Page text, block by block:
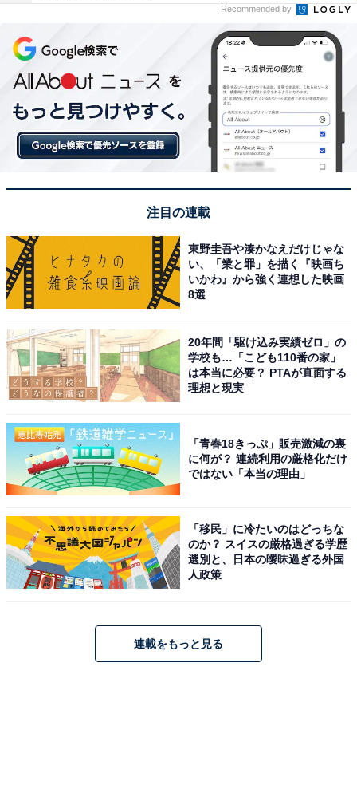
Recommended by
注目の連載
東野圭吾や湊かなえだけじゃな
い、「業と罪」を描く『映画ち
いかわ』から強く連想した映画
8選
20年間「駆け込み実績ゼロ」の
学校も…「こども110番の家」
は本当に必要？ PTAが直面する
理想と現実
「青春18きっぷ」販売激減の裏
に何が？ 連続利用の厳格化だけ
ではない「本当の理由」
「移民」に冷たいのはどっちな
のか？ スイスの厳格過ぎる学歴
選別と、日本の曖昧過ぎる外国
人政策
連載をもっと見る